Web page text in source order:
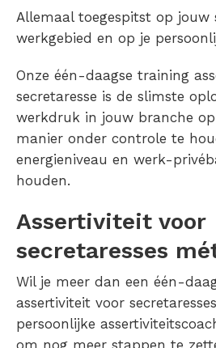
Allemaal toegespitst op jouw
werkgebied en op je
Onze één-daagse training
secretaresse is de slimste
werkdruk in jouw branche
manier onder controle te
energieniveau en werk-
houden.
Assertiviteit voor
secretaresses
Wil je meer dan een één-
assertiviteit voor
persoonlijke
om nog meer stappen te